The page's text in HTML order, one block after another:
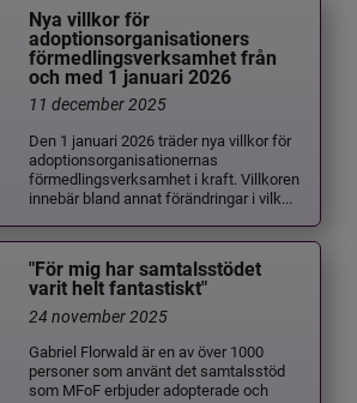
Nya villkor för
adoptionsorganisationers
förmedlingsverksamhet från
och med 1 januari 2026
11 december 2025
Den 1 januari 2026 träder nya villkor för
adoptionsorganisationernas
förmedlingsverksamhet i kraft. Villkoren
innebär bland annat förändringar i vilk...
"För mig har samtalsstödet
varit helt fantastiskt"
24 november 2025
Gabriel Florwald är en av över 1000
personer som använt det samtalsstöd
som MFoF erbjuder adopterade och